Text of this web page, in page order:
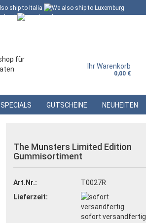
Ihr Warenkorb
0,00 €
SPECIALS GUTSCHEINE NEUHEITEN
The Munsters Limited Edition
Gummisortiment
Art.Nr.:
T0027R
Lieferzeit:
sofort versandfertig